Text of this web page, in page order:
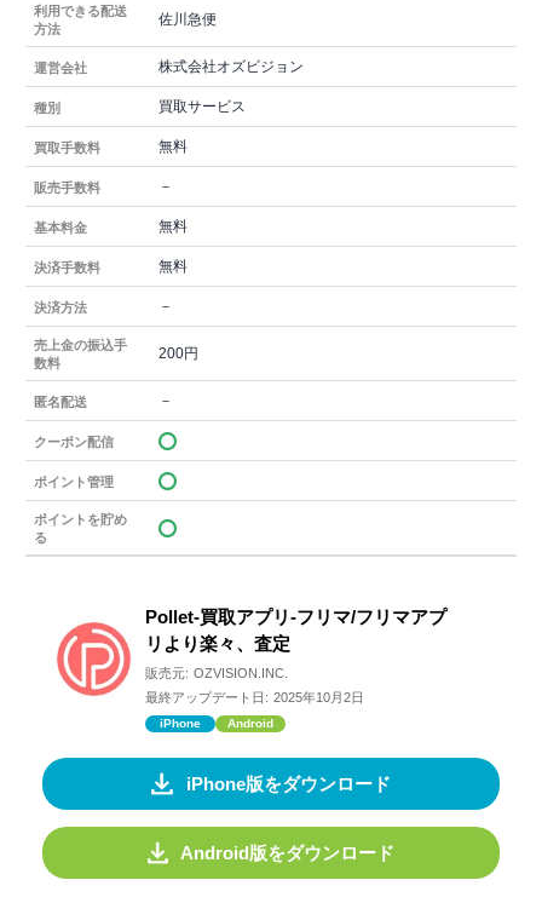
利用できる配送
方法
佐川急便
運営会社 株式会社オズビジョン
種別 買取サービス
買取手数料 無料
販売手数料 －
基本料金 無料
決済手数料 無料
決済方法 －
売上金の振込手
数料
200円
匿名配送 －
クーポン配信
ポイント管理
ポイントを貯め
る
Pollet-買取アプリ-フリマ/フリマアプ
リより楽々、査定
販売元: OZVISION.INC.
最終アップデート日: 2025年10月2日
iPhone Android
iPhone版をダウンロード
Android版をダウンロード